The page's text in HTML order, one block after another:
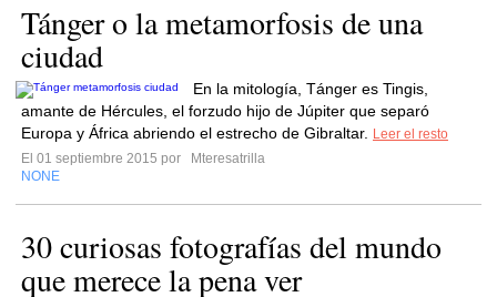
Tánger o la metamorfosis de una
ciudad
En la mitología, Tánger es Tingis,
amante de Hércules, el forzudo hijo de Júpiter que separó
Europa y África abriendo el estrecho de Gibraltar.
Leer el resto
El 01 septiembre 2015 por
Mteresatrilla
NONE
30 curiosas fotografías del mundo
que merece la pena ver